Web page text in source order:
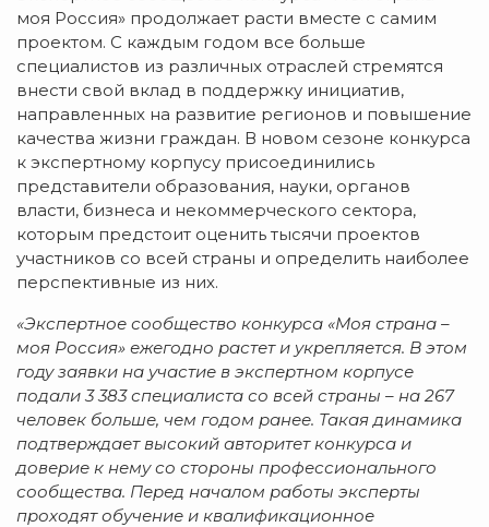
моя Россия» продолжает расти вместе с самим
проектом. С каждым годом все больше
специалистов из различных отраслей стремятся
внести свой вклад в поддержку инициатив,
направленных на развитие регионов и повышение
качества жизни граждан. В новом сезоне конкурса
к экспертному корпусу присоединились
представители образования, науки, органов
власти, бизнеса и некоммерческого сектора,
которым предстоит оценить тысячи проектов
участников со всей страны и определить наиболее
перспективные из них.
«Экспертное сообщество конкурса «Моя страна –
моя Россия» ежегодно растет и укрепляется. В этом
году заявки на участие в экспертном корпусе
подали 3 383 специалиста со всей страны – на 267
человек больше, чем годом ранее. Такая динамика
подтверждает высокий авторитет конкурса и
доверие к нему со стороны профессионального
сообщества. Перед началом работы эксперты
проходят обучение и квалификационное